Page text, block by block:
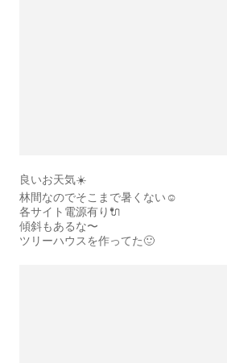
良いお天気☀️
林間なのでそこまで暑くない☺️
各サイト電源有り🔌
傾斜もあるな〜
ツリーハウスを作ってた🙂